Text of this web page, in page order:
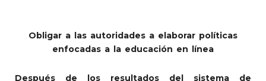
Obligar a las autoridades a elaborar políticas
enfocadas a la educación en línea
Después de los resultados del sistema de